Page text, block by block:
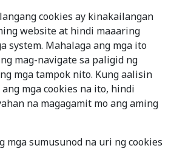
cookies ay kinakailangan
website at hindi maaaring
system. Mahalaga ang mga ito
mag-navigate sa paligid ng
mga tampok nito. Kung aalisin
mga cookies na ito, hindi
na magagamit mo ang aming
mga sumusunod na uri ng cookies